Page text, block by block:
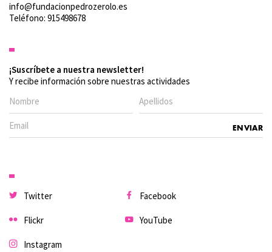
info@fundacionpedrozerolo.es
Teléfono: 915498678
¡Suscríbete a nuestra newsletter!
Y recibe información sobre nuestras actividades
Twitter Facebook
Flickr YouTube
Instagram